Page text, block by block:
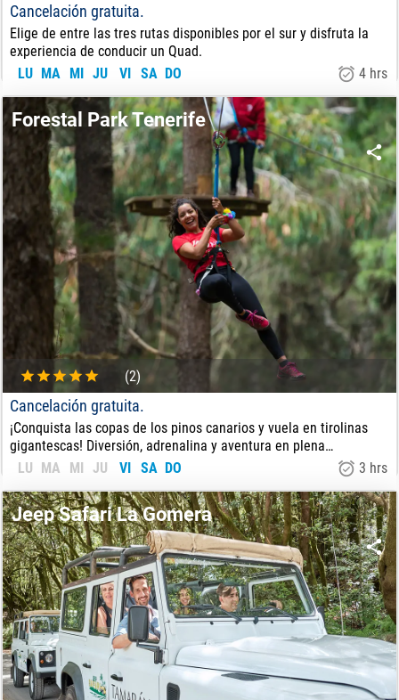
Cancelación gratuita.
Elige de entre las tres rutas disponibles por el sur y disfruta la
experiencia de conducir un Quad.
LU MA MI JU VI SA DO 4 hrs
DE:130€
(2)
Forestal Park Tenerife
Cancelación gratuita.
¡Conquista las copas de los pinos canarios y vuela en tirolinas
gigantescas! Diversión, adrenalina y aventura en plena
naturaleza.
LU MA MI JU VI SA DO 3 hrs
DE:26€
Jeep Safari La Gomera